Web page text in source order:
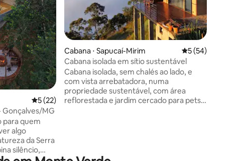
5 de uma avaliação média de 5, 22 avaliações
5 (22)
Gonçalves/MG
para quem
algo
da Serra
silêncio,
Cabana ⋅ Sapucaí-Mirim 5 de uma
5 (54)
Cabana isolada em sítio sustentável
Cabana isolada, sem chalés ao lado, e
com vista arrebatadora, numa
propriedade sustentável, com área
reflorestada e jardim cercado para pets.
em um mundo mais justo, verde e